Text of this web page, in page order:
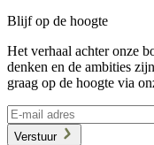
Blijf op de hoogte
Het verhaal achter onze
denken en de ambities
graag op de hoogte via
Verstuur